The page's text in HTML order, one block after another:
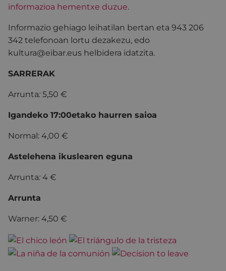
informazioa hementxe duzue.
Informazio gehiago leihatilan bertan eta 943 206
342 telefonoan lortu dezakezu, edo
kultura@eibar.eus helbidera idatzita.
SARRERAK
Arrunta: 5,50 €
Igandeko 17:00etako haurren saioa
Normal: 4,00 €
Astelehena ikuslearen eguna
Arrunta: 4 €
Arrunta
Warner: 4,50 €